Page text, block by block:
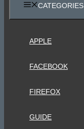
CATEGORIES
APPLE
FACEBOOK
FIREFOX
GUIDE